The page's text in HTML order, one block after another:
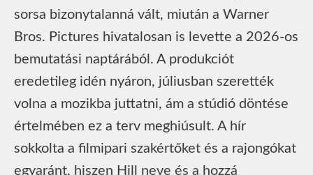
sorsa bizonytalanná vált, miután a Warner
Bros. Pictures hivatalosan is levette a 2026-os
bemutatási naptárából. A produkciót
eredetileg idén nyáron, júliusban szerették
volna a mozikba juttatni, ám a stúdió döntése
értelmében ez a terv meghiúsult. A hír
sokkolta a filmipari szakértőket és a rajongókat
egyaránt, hiszen Hill neve és a hozzá